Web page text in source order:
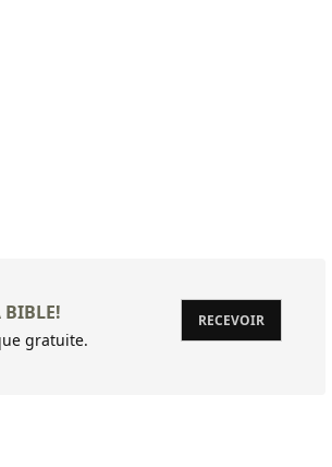
BIBLE!
gratuite.
RECEVOIR